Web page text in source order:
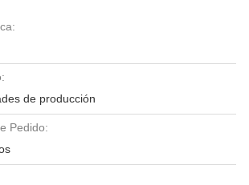
de producción
Pedido: